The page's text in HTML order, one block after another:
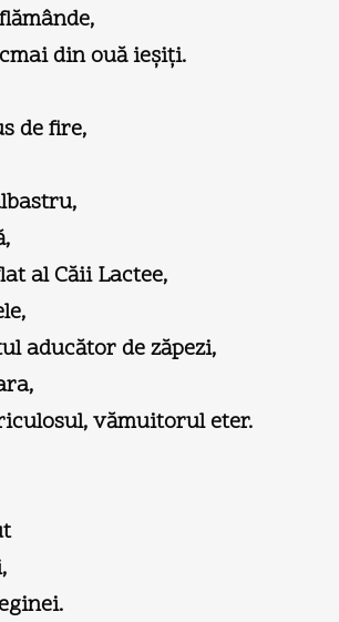
din ouă ieşiţi.
de fire,
al Căii Lactee,
aducător de zăpezi,
vămuitorul eter.